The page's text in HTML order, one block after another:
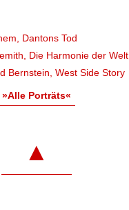
Dantons Tod
Die Harmonie der Welt
Bernstein, West Side Story
»Alle Porträts«
▲